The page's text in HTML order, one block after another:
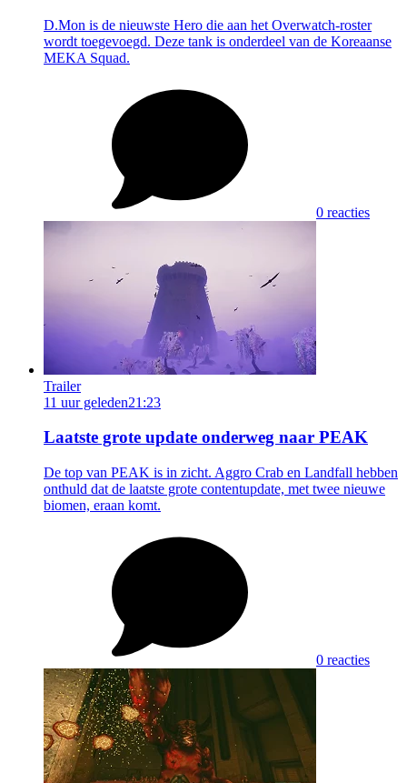
D.Mon is de nieuwste Hero die aan het Overwatch-roster
wordt toegevoegd. Deze tank is onderdeel van de Koreaanse
MEKA Squad.
0 reacties
Trailer
11 uur geleden21:23
Laatste grote update onderweg naar PEAK
De top van PEAK is in zicht. Aggro Crab en Landfall hebben
onthuld dat de laatste grote contentupdate, met twee nieuwe
biomen, eraan komt.
0 reacties